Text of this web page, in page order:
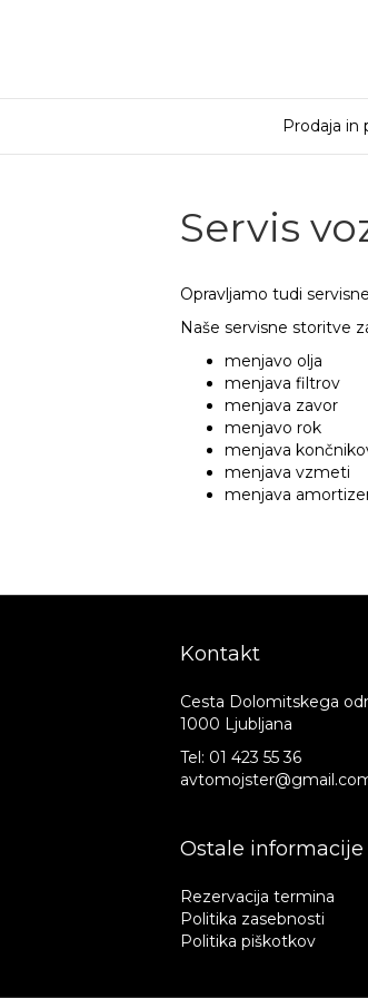
Prodaja in
Servis
Opravljamo tudi
Naše servisne storitve
menjavo olja
menjava filtrov
menjava zavor
menjavo rok
menjava
menjava vzmeti
menjava
Kontakt
Cesta Dolomitskega
1000 Ljubljana
Tel: 01 423 55 36
Ostale informacije
Rezervacija termina
Politika zasebnosti
Politika piškotkov